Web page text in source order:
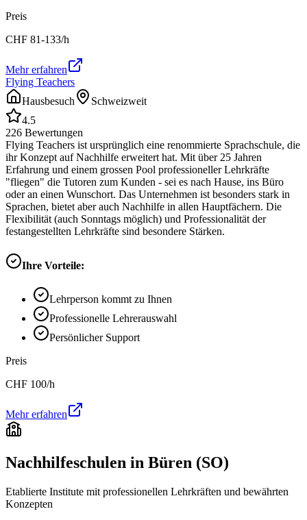
Preis
CHF 81-133/h
Mehr erfahren
Flying Teachers
Hausbesuch
Schweizweit
4.5
226 Bewertungen
Flying Teachers ist ursprünglich eine renommierte Sprachschule, die
ihr Konzept auf Nachhilfe erweitert hat. Mit über 25 Jahren
Erfahrung und einem grossen Pool professioneller Lehrkräfte
"fliegen" die Tutoren zum Kunden - sei es nach Hause, ins Büro
oder an einen Wunschort. Das Unternehmen ist besonders stark in
Sprachen, bietet aber auch Nachhilfe in allen Hauptfächern. Die
Flexibilität (auch Sonntags möglich) und Professionalität der
festangestellten Lehrkräfte sind besondere Stärken.
Ihre Vorteile:
Lehrperson kommt zu Ihnen
Professionelle Lehrerauswahl
Persönlicher Support
Preis
CHF 100/h
Mehr erfahren
Nachhilfeschulen in Büren (SO)
Etablierte Institute mit professionellen Lehrkräften und bewährten
Konzepten